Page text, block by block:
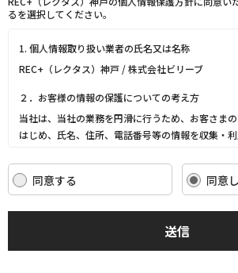
るを選択してください。
1. 個人情報取り扱い業者の氏名又は名称
REC+（レクタス）神戸 / 株式会社ビリーブ
２．お客様の情報の保護についての考え方
当社は、当社の業務を円滑に行うため、お客さま
はじめ、氏名、住所、電話番号等の情報を収集・
当社は、これらのお客さまの個人情報（以下「お
す。）の適正な保護を重大な責務と認識し、この責
法令を遵守し、適切に取り扱います。また、適宜取
す。
同意する 同意
送信